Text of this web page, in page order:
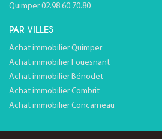
Quimper 02.98.60.70.80
PAR VILLES
Achat immobilier Quimper
Achat immobilier Fouesnant
Achat immobilier Bénodet
Achat immobilier Combrit
Achat immobilier Concarneau